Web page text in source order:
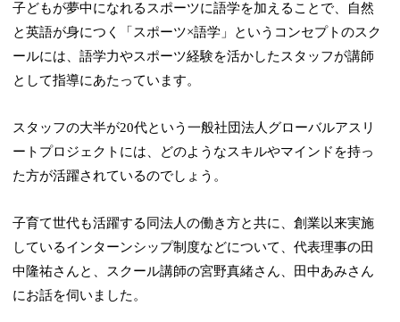
子どもが夢中になれるスポーツに語学を加えることで、自然
と英語が身につく「スポーツ×語学」というコンセプトのスク
ールには、語学力やスポーツ経験を活かしたスタッフが講師
として指導にあたっています。
スタッフの大半が20代という一般社団法人グローバルアスリ
ートプロジェクトには、どのようなスキルやマインドを持っ
た方が活躍されているのでしょう。
子育て世代も活躍する同法人の働き方と共に、創業以来実施
しているインターンシップ制度などについて、代表理事の田
中隆祐さんと、スクール講師の宮野真緒さん、田中あみさん
にお話を伺いました。